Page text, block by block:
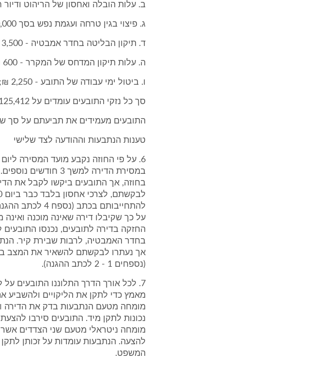
ב. עלות הובלה ואחסון של הריהוט ודיור
ג. פיצוי בגין טרחה ועגמת נפש בסך 20,000 ₪;
ד. תיקון הבליטה בחדר אמבטיה - 3,500 ₪;
ה. עלות תיקון המדחס של המקרר - 600 ₪;
ו. ביטול ימי עבודה של התובע - 2,250 ₪;
סך כל נזקי התובעים עומדים על 125,412 ₪.
התובעים מעמידים את תביעתם על סך של 100,000 ש"ח, לצרכי
טענות הנתבעות וההודעה לצד שלישי
במסירת הדירה למשך
בחוזה, אך התובעים ביקשו לקבל את
להתחייבותם
על כך שקיבלו דירה שאינה מוכנה
בחדר האמבטיה, לרבות שבירת קיר.
אך נעתרו לבקשתם להשאיר את המצב
(נספחים 1 - 2 לכתב ההגנה).
7. לכל אורך הדרך התלוננו התובעים
מאמץ כדי לתקן את הליקויים ולהשביע
מומחה מטעם הנתבעות בדק את הדירה
נכונות לתקן מיד. התובעים סירבו
מומחה ניטראלי מטעם שני הצדדים אשר
להצעה. הנתבעות עומדות על זכותן
המשפט.